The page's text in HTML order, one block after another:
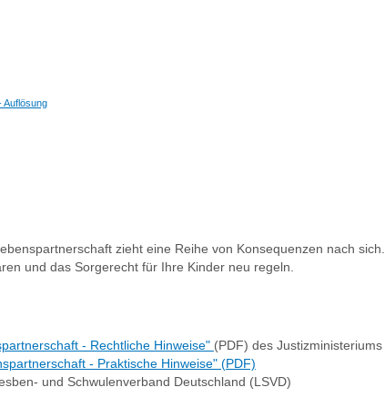
Auflösung
zieht eine Reihe von Konsequenzen nach sich.
und das Sorgerecht für Ihre Kinder neu regeln.
- Rechtliche Hinweise" (PDF) des Justizministeriums
- Praktische Hinweise" (PDF)
und Schwulenverband Deutschland (LSVD)